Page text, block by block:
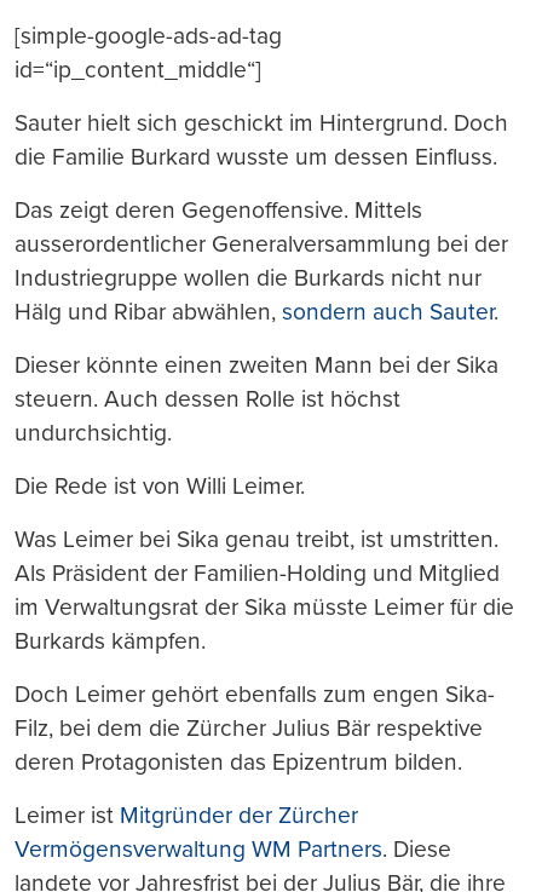
[simple-google-ads-ad-tag
id=“ip_content_middle“]
Sauter hielt sich geschickt im Hintergrund. Doch
die Familie Burkard wusste um dessen Einfluss.
Das zeigt deren Gegenoffensive. Mittels
ausserordentlicher Generalversammlung bei der
Industriegruppe wollen die Burkards nicht nur
Hälg und Ribar abwählen, sondern auch Sauter.
Dieser könnte einen zweiten Mann bei der Sika
steuern. Auch dessen Rolle ist höchst
undurchsichtig.
Die Rede ist von Willi Leimer.
Was Leimer bei Sika genau treibt, ist umstritten.
Als Präsident der Familien-Holding und Mitglied
im Verwaltungsrat der Sika müsste Leimer für die
Burkards kämpfen.
Doch Leimer gehört ebenfalls zum engen Sika-
Filz, bei dem die Zürcher Julius Bär respektive
deren Protagonisten das Epizentrum bilden.
Leimer ist Mitgründer der Zürcher
Vermögensverwaltung WM Partners. Diese
landete vor Jahresfrist bei der Julius Bär, die ihre